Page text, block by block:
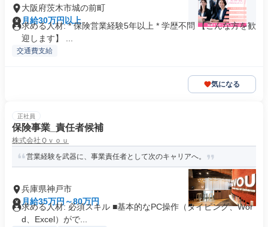
大阪府茨木市城の前町
月給30万円以上
求める人材: * 保険営業経験5年以上 * 学歴不問 【こんな方を歓
迎します】 ...
交通費支給
気になる
正社員
保険事業_責任者候補
株式会社Ｑｖｏｕ
営業経験を武器に、事業責任者として次のキャリアへ。
兵庫県神戸市
月給35万円～80万円
求める人材: 必須スキル ■基本的なPC操作（タイピング、Wor
d、Excel）がで...